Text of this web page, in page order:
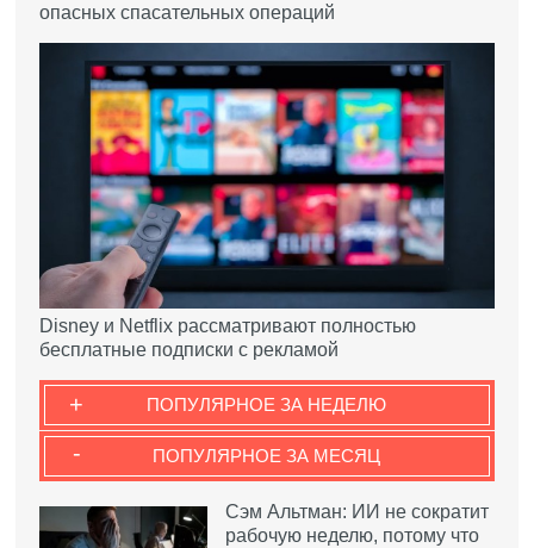
опасных спасательных операций
Disney и Netflix рассматривают полностью
бесплатные подписки с рекламой
ПОПУЛЯРНОЕ ЗА НЕДЕЛЮ
+
ПОПУЛЯРНОЕ ЗА МЕСЯЦ
-
Сэм Альтман: ИИ не сократит
рабочую неделю, потому что